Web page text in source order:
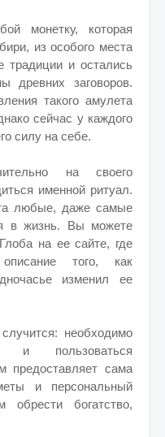
монетку, которая
из особого места
и остались
древних заговоров.
такого амулета
сейчас у каждого
силу на себе.
на своего
именной ритуал.
любые, даже самые
в жизнь. Вы можете
на ее сайте, где
того, как
изменил ее
необходимо
и пользоваться
предоставляет сама
и персональный
богатство,